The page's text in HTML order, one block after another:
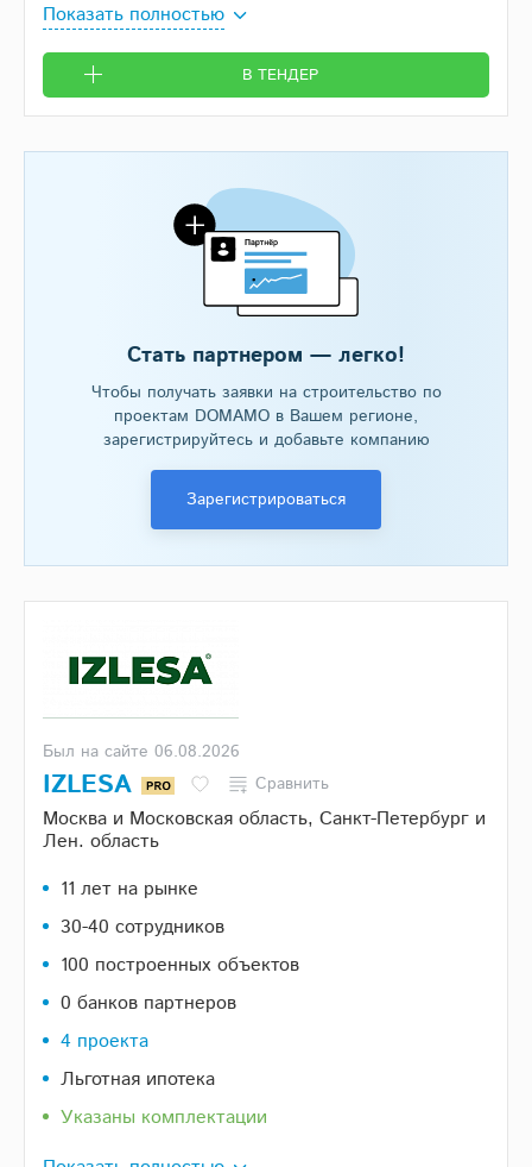
Показать полностью
В ТЕНДЕР
Стать партнером — легко!
Чтобы получать заявки на строительство по
проектам DOMAMO в Вашем регионе,
зарегистрируйтесь и добавьте компанию
Зарегистрироваться
Был на сайте 06.08.2026
IZLESA Сравнить
Москва и Московская область, Санкт-Петербург и
Лен. область
11 лет на рынке
30-40 сотрудников
100 построенных объектов
0 банков партнеров
4 проекта
Льготная ипотека
Указаны комплектации